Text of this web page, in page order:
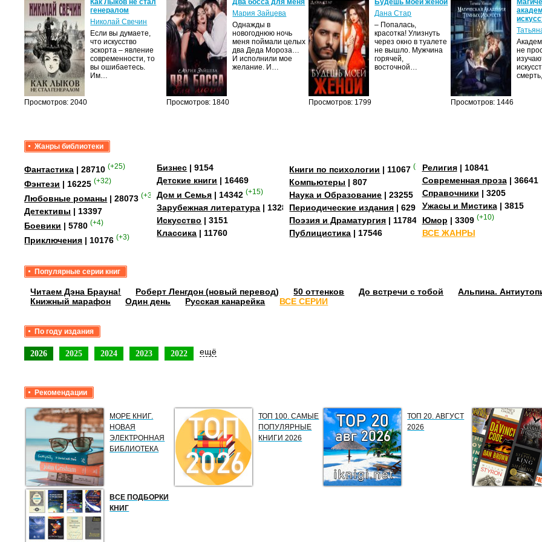
Просмотров: 2040
Как Лыков не стал
генералом
Николай Свечин
Если вы думаете,
что искусство
эскорта – явление
современности, то
вы ошибаетесь.
Им…
Просмотров: 1840
Два босса для меня
Мария Зайцева
Однажды в
новогоднюю ночь
меня поймали целых
два Деда Мороза…
И исполнили мое
желание. И…
Просмотров: 1799
Будешь моей женой
Дана Стар
– Попалась,
красотка! Улизнуть
через окно в туалете
не вышло. Мужчина
горячей,
восточной…
Просмотров: 1446
не
Жанры библиотеки
Фантастика | 28710 (+25)
Фэнтези | 16225 (+32)
Любовные романы | 28073 (+349)
Детективы | 13397
Боевики | 5780 (+4)
Приключения | 10176 (+3)
Бизнес | 9154
Детские книги | 16469
Дом и Семья | 14342 (+15)
Зарубежная литература | 13284
Искусство | 3151
Классика | 11760
Книги по психологии | 11067 (+4)
Компьютеры | 807
Наука и Образование | 23255
Периодические издания | 629
Поэзия и Драматургия | 11784
Публицистика | 17546
Религия| 10841
Современная проза| 36641
Справочники | 3205
Ужасы и Мистика| 3815
Юмор | 3309 (+10)
ВСЕ ЖАНРЫ
Популярные серии книг
Читаем Дэна Брауна! Роберт Ленгдон (новый перевод) 50 оттенков До встречи с тобой
Альпина.
Книжный марафон
Один день Русская канарейка ВСЕ СЕРИИ
По году издания
2026 2025 2024 2023 2022 ещё
Рекомендации
МОРЕ КНИГ.
НОВАЯ
ЭЛЕКТРОННАЯ
БИБЛИОТЕКА
ТОП 100. САМЫЕ
ПОПУЛЯРНЫЕ
КНИГИ 2026
ТОП 20. АВГУСТ
2026
ВСЕ ПОДБОРКИ
КНИГ